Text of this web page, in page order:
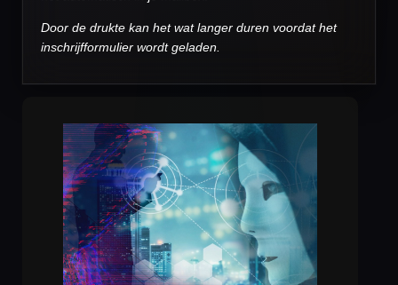
Door de drukte kan het wat langer duren voordat het
inschrijfformulier wordt geladen.